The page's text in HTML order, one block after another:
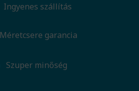
Ingyenes szállítás
Méretcsere garancia
Szuper minőség